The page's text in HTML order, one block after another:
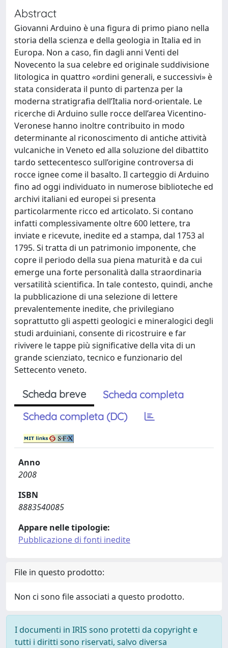
Abstract
Giovanni Arduino è una figura di primo piano nella
storia della scienza e della geologia in Italia ed in
Europa. Non a caso, fin dagli anni Venti del
Novecento la sua celebre ed originale suddivisione
litologica in quattro «ordini generali, e successivi» è
stata considerata il punto di partenza per la
moderna stratigrafia dell’Italia nord-orientale. Le
ricerche di Arduino sulle rocce dell’area Vicentino-
Veronese hanno inoltre contribuito in modo
determinante al riconoscimento di antiche attività
vulcaniche in Veneto ed alla soluzione del dibattito
tardo settecentesco sull’origine controversa di
rocce ignee come il basalto. Il carteggio di Arduino
fino ad oggi individuato in numerose biblioteche ed
archivi italiani ed europei si presenta
particolarmente ricco ed articolato. Si contano
infatti complessivamente oltre 600 lettere, tra
inviate e ricevute, inedite ed a stampa, dal 1753 al
1795. Si tratta di un patrimonio imponente, che
copre il periodo della sua piena maturità e da cui
emerge una forte personalità dalla straordinaria
versatilità scientifica. In tale contesto, quindi, anche
la pubblicazione di una selezione di lettere
prevalentemente inedite, che privilegiano
soprattutto gli aspetti geologici e mineralogici degli
studi arduiniani, consente di ricostruire e far
rivivere le tappe più significative della vita di un
grande scienziato, tecnico e funzionario del
Settecento veneto.
Scheda breve
Scheda completa
Scheda completa (DC)
Anno
2008
ISBN
8883540085
Appare nelle tipologie:
Pubblicazione di fonti inedite
File in questo prodotto:
Non ci sono file associati a questo prodotto.
I documenti in IRIS sono protetti da copyright e
tutti i diritti sono riservati, salvo diversa